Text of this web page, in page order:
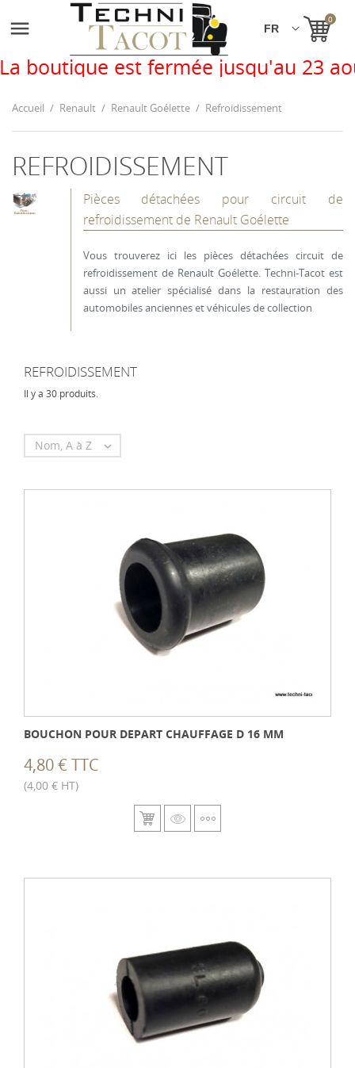
 0
fermée jusqu'au 23 août. Vous
Accueil Renault Renault Goélette Refroidissement
REFROIDISSEMENT
Pièces détachées pour circuit de
refroidissement de Renault Goélette
Vous trouverez ici les pièces détachées circuit de
refroidissement de Renault Goélette. Techni-Tacot est
aussi un atelier spécialisé dans la restauration des
automobiles anciennes et véhicules de collection
REFROIDISSEMENT
Il y a 30 produits.
Nom, A à Z 
BOUCHON POUR DEPART CHAUFFAGE D 16 MM
4,80 € TTC
(4,00 € HT)